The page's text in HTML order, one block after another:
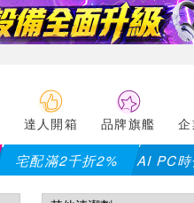
達人開箱 品牌旗艦
宅配滿2千折2% AI PC時